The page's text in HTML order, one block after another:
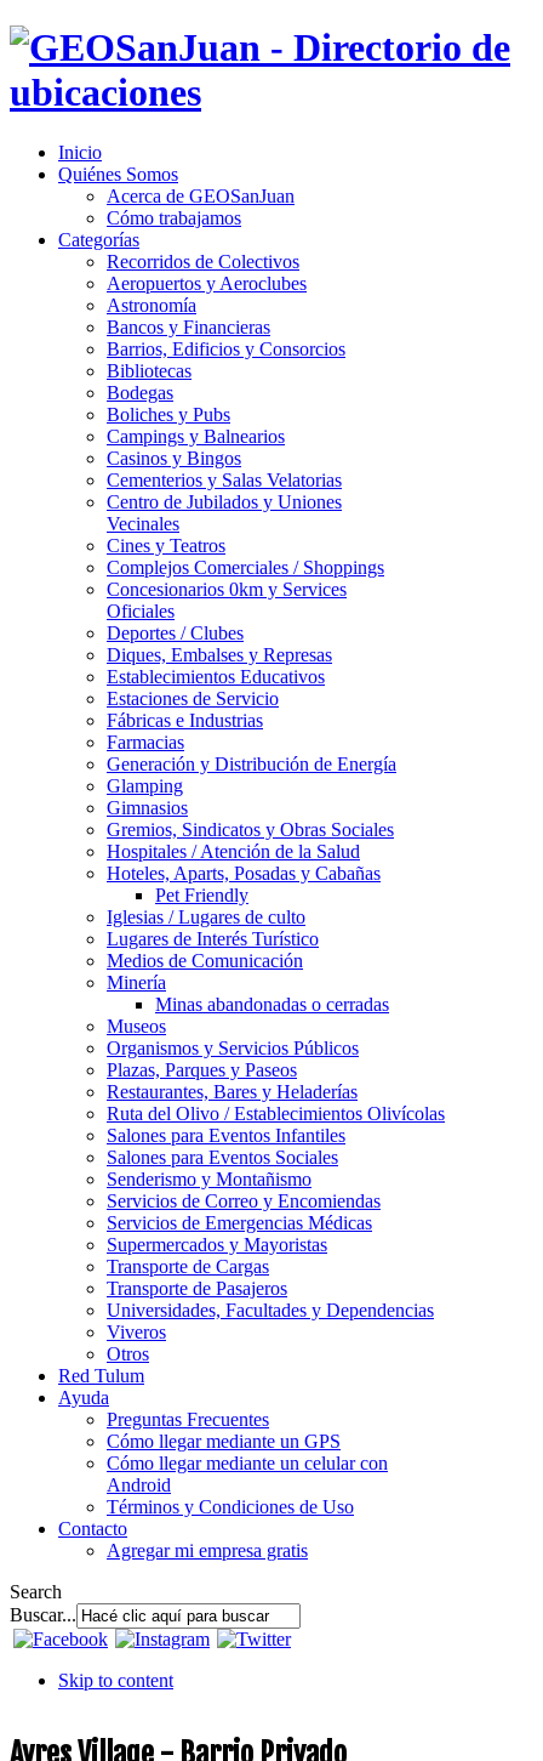
Inicio
Quiénes Somos
Acerca de GEOSanJuan
Cómo trabajamos
Categorías
Recorridos de Colectivos
Aeropuertos y Aeroclubes
Astronomía
Bancos y Financieras
Barrios, Edificios y Consorcios
Bibliotecas
Bodegas
Boliches y Pubs
Campings y Balnearios
Casinos y Bingos
Cementerios y Salas Velatorias
Centro de Jubilados y Uniones
Vecinales
Cines y Teatros
Complejos Comerciales / Shoppings
Concesionarios 0km y Services
Oficiales
Deportes / Clubes
Diques, Embalses y Represas
Establecimientos Educativos
Estaciones de Servicio
Fábricas e Industrias
Farmacias
Generación y Distribución de Energía
Glamping
Gimnasios
Gremios, Sindicatos y Obras Sociales
Hospitales / Atención de la Salud
Hoteles, Aparts, Posadas y Cabañas
Pet Friendly
Iglesias / Lugares de culto
Lugares de Interés Turístico
Medios de Comunicación
Minería
Minas abandonadas o cerradas
Museos
Organismos y Servicios Públicos
Plazas, Parques y Paseos
Restaurantes, Bares y Heladerías
Ruta del Olivo / Establecimientos Olivícolas
Salones para Eventos Infantiles
Salones para Eventos Sociales
Senderismo y Montañismo
Servicios de Correo y Encomiendas
Servicios de Emergencias Médicas
Supermercados y Mayoristas
Transporte de Cargas
Transporte de Pasajeros
Universidades, Facultades y Dependencias
Viveros
Otros
Red Tulum
Ayuda
Preguntas Frecuentes
Cómo llegar mediante un GPS
Cómo llegar mediante un celular con
Android
Términos y Condiciones de Uso
Contacto
Agregar mi empresa gratis
Search
Buscar...
Skip to content
Ayres Village - Barrio Privado